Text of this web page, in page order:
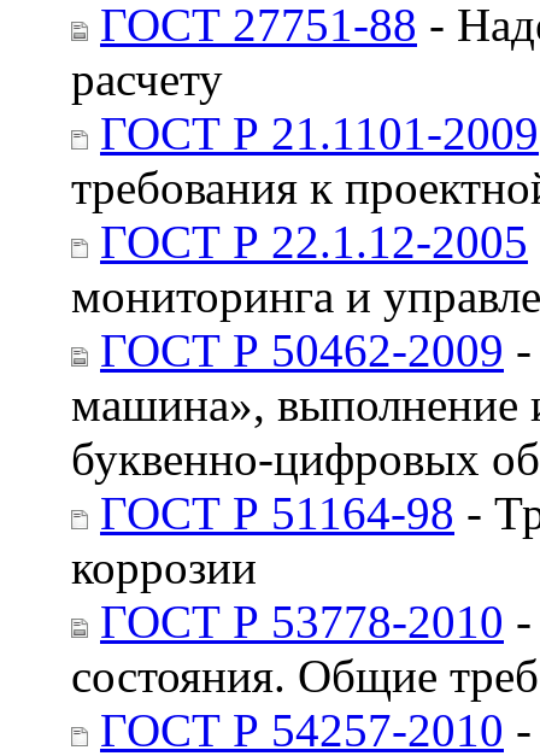
ГОСТ 27751-88 -
расчету
ГОСТ Р 21.1101-2009
требования к
ГОСТ Р 22.1.12-2005
мониторинга и
ГОСТ Р 50462-2009
машина», выполнение
буквенно-цифровых
ГОСТ Р 51164-98 -
коррозии
ГОСТ Р 53778-2010
состояния. Общие
ГОСТ Р 54257-2010